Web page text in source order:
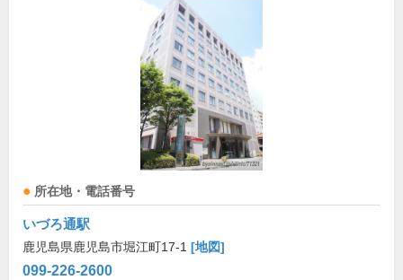
所在地・電話番号
いづろ通駅
鹿児島県鹿児島市堀江町17-1 [地図]
099-226-2600